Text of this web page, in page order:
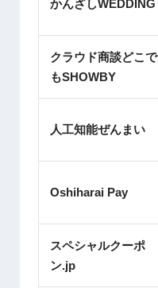
かんざしWEDDING
クラウド商談どこで
もSHOWBY
人工知能ぜんまい
Oshiharai Pay
スペシャルクーポ
ン.jp